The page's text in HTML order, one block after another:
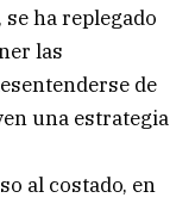
ha replegado
las
de
una estrategia
al costado, en